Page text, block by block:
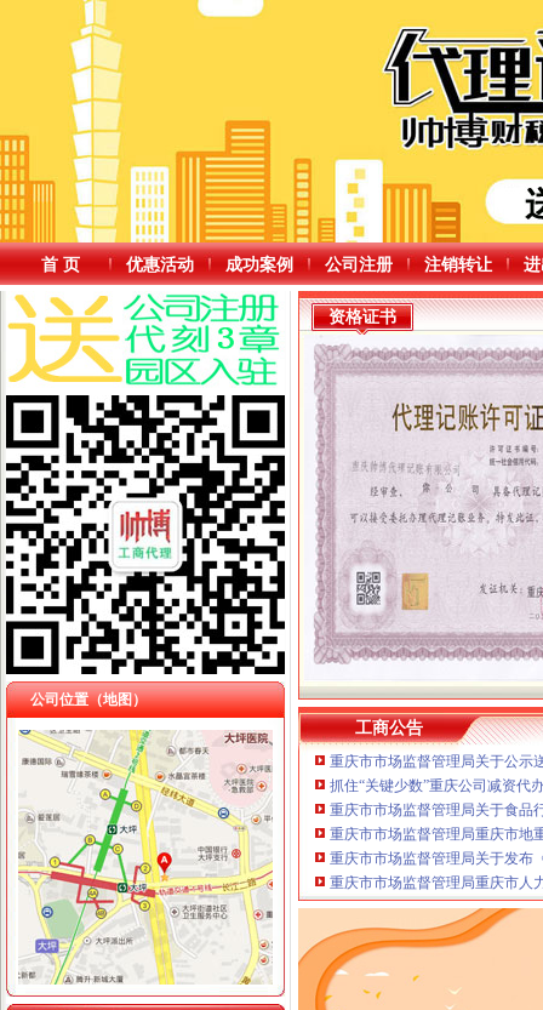
首 页 优惠活动 成功案例 公司注册 注销转让
公司位置（地图）
资格证书
工商公告
重庆市市场监督管理局关于公示
抓住“关键少数”重庆公司减资代
重庆市市场监督管理局关于食品
重庆市市场监督管理局重庆市地
重庆市市场监督管理局关于发布
重庆市市场监督管理局重庆市人